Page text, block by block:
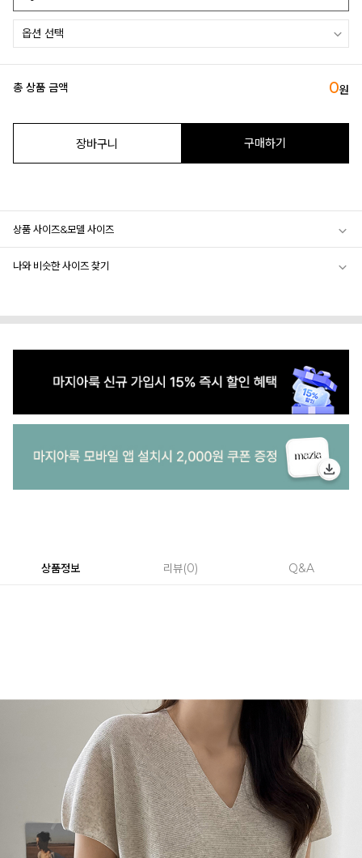
총 상품 금액 0원
장바구니 구매하기
상품 사이즈&모델 사이즈
나와 비슷한 사이즈 찾기
상품정보 리뷰 0 Q&A